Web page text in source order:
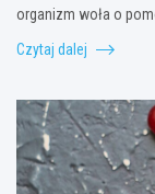
organizm woła o
Czytaj dalej